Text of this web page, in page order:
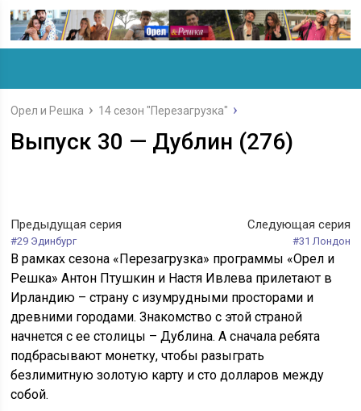
Орел и Решка 14 сезон "Перезагрузка"
Выпуск 30 — Дублин (276)
Предыдущая серия
#29 Эдинбург
Следующая серия
#31 Лондон
В рамках сезона «Перезагрузка» программы «Орел и
Решка» Антон Птушкин и Настя Ивлева прилетают в
Ирландию – страну с изумрудными просторами и
древними городами. Знакомство с этой страной
начнется с ее столицы – Дублина. А сначала ребята
подбрасывают монетку, чтобы разыграть
безлимитную золотую карту и сто долларов между
собой.